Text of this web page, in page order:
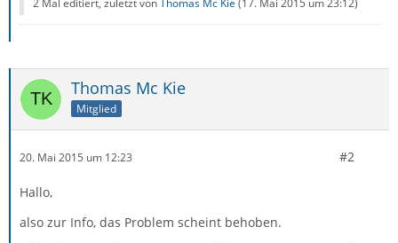
2 Mal editiert, zuletzt von Thomas Mc Kie (17. Mai 2015 um 23:12)
Thomas Mc Kie
Mitglied
20. Mai 2015 um 12:23 #2
Hallo,
also zur Info, das Problem scheint behoben.